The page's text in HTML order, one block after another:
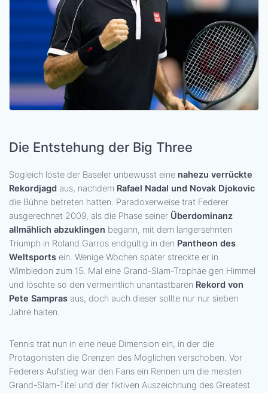
Die Entstehung der Big Three
Sogleich löste der Baseler unbewusst eine nahezu verrückte
Rekordjagd aus, nachdem Rafael Nadal und Novak Djokovic
die Bühne betreten hatten. Paradoxerweise trat Federer
ausgerechnet 2009, als die Phase seiner Überdominanz
allmählich abzuklingen begann, mit dem langersehnten
Triumph in Roland Garros endgültig in den Pantheon des
Weltsports ein. Wenige Wochen später streckte er in
Wimbledon zum 15. Mal eine Grand-Slam-Trophäe gen Himmel
und löschte so den vermeintlich unantastbaren Rekord von
Pete Sampras aus, doch auch dieser sollte nur nur sieben
Jahre halten.
Tennis trat nun in eine neue Dimension ein, in der die
Protagonisten die Grenzen des Möglichen verschoben. Vor
Federers Aufstieg war den Fans ein Rennen um die meisten
Grand-Slam-Titel und der fiktiven Auszeichnung des Greatest